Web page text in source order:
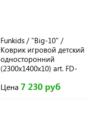
Funkids / "Big-10" /
Коврик игровой детский
односторонний
(2300х1400х10) art. FD-
Цена 7 230 руб